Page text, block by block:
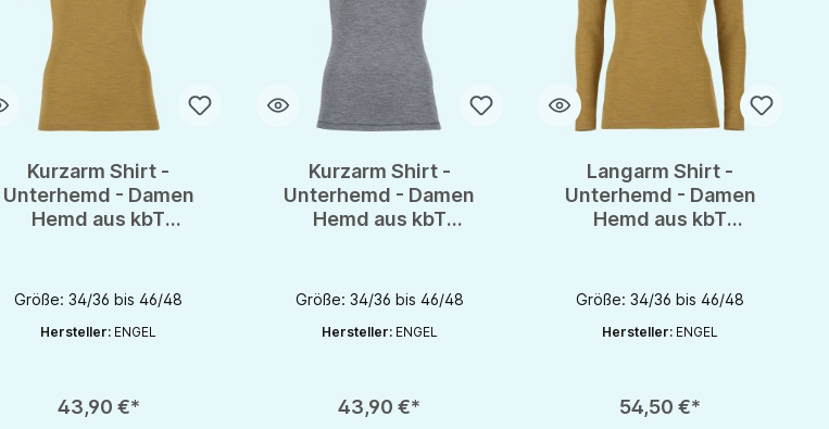
Kurzarm Shirt -
Unterhemd - Damen
Hemd aus kbT
Größe: 34/36 bis 46/48
Hersteller: ENGEL
43,90 €*
Kurzarm Shirt -
Unterhemd - Damen
Hemd aus kbT
Größe: 34/36 bis 46/48
Hersteller: ENGEL
43,90 €*
Langarm Shirt -
Unterhemd - Damen
Hemd aus kbT
Größe: 34/36 bis 46/48
Hersteller: ENGEL
54,50 €*